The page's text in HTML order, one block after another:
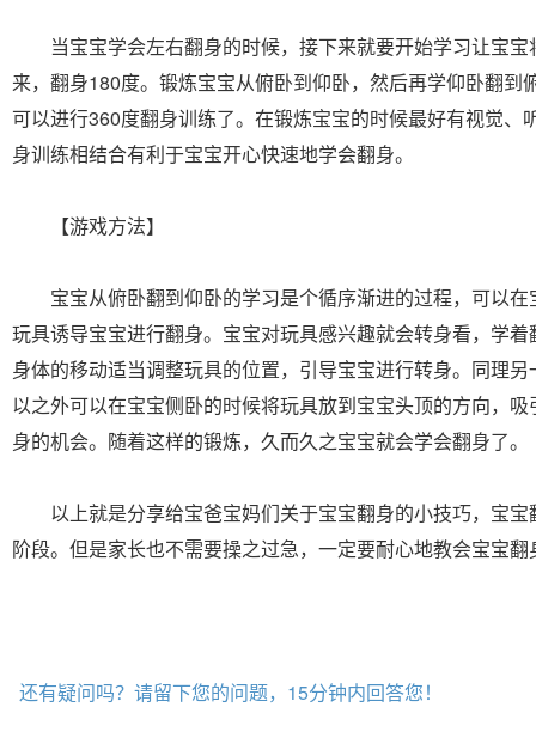
当宝宝学会左右翻身的时候，接下来就要开始学习让宝宝
来，翻身180度。锻炼宝宝从俯卧到仰卧，然后再学仰卧翻到
可以进行360度翻身训练了。在锻炼宝宝的时候最好有视觉、
身训练相结合有利于宝宝开心快速地学会翻身。
【游戏方法】
宝宝从俯卧翻到仰卧的学习是个循序渐进的过程，可以在
玩具诱导宝宝进行翻身。宝宝对玩具感兴趣就会转身看，学
身体的移动适当调整玩具的位置，引导宝宝进行转身。同理
以之外可以在宝宝侧卧的时候将玩具放到宝宝头顶的方向，
身的机会。随着这样的锻炼，久而久之宝宝就会学会翻身了。
以上就是分享给宝爸宝妈们关于宝宝翻身的小技巧，宝宝
阶段。但是家长也不需要操之过急，一定要耐心地教会宝宝翻
还有疑问吗？请留下您的问题，15分钟内回答您！